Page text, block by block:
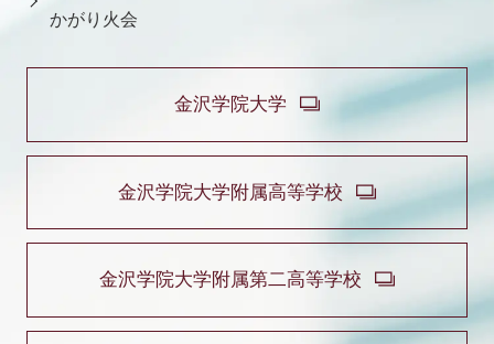
かがり火会
金沢学院大学
金沢学院大学附属高等学校
金沢学院大学附属第二高等学校